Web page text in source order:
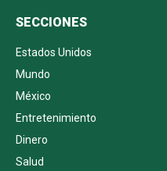
SECCIONES
Estados Unidos
Mundo
México
Entretenimiento
Dinero
Salud